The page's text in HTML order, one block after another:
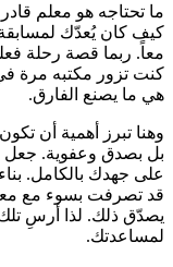
ما تحتاجه هو معلم
كيف كان يُعدّك
معاً. ربما قصة رحلة
كنت تزور مكتبه مرة
هي ما يصنع الفارق.
وهنا تبرز أهمية أن
بل بصدق وعفوية. جعل
على جهدك بالكامل.
قد تصرفت بسوء مع
يصدّق ذلك. لذا أرسِ
لمساعدتك.